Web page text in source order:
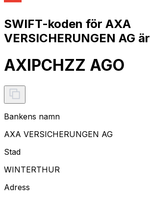
SWIFT-koden för AXA
VERSICHERUNGEN AG är
AXIPCHZZ AGO
Bankens namn
AXA VERSICHERUNGEN AG
Stad
WINTERTHUR
Adress